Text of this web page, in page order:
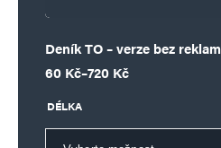
Deník TO – verze bez reklam
60 Kč–720 Kč
Rozpětí cen: 60 Kč až 720 Kč
DÉLKA